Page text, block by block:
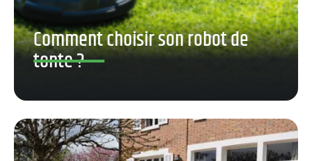
Comment choisir son robot de
tonte ?